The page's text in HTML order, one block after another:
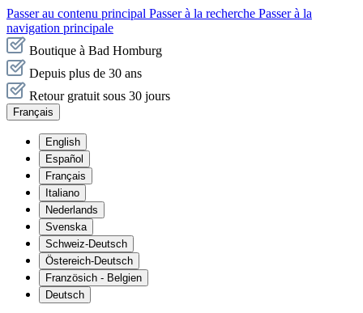
Passer au contenu principal Passer à la recherche Passer à la
navigation principale
Boutique à Bad Homburg
Depuis plus de 30 ans
Retour gratuit sous 30 jours
Français
English
Español
Français
Italiano
Nederlands
Svenska
Schweiz-Deutsch
Östereich-Deutsch
Französich - Belgien
Deutsch